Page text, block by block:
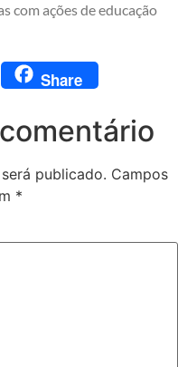
com ações de educação
PrintFriendly
Share
publicado. Campos
*